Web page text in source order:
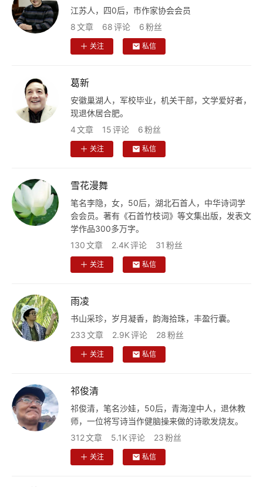
文
化
感
旅
儿
娱
注册
江苏人，四0后，市作家协会会员
8文章 68评论 6粉丝
关注 私信
葛新
安徽巢湖人，军校毕业，机关干部，文学爱好者，
现退休居合肥。
4文章 15评论 6粉丝
关注 私信
雪花漫舞
笔名李隐，女，50后，湖北石首人，中华诗词学
会会员。著有《石首竹枝词》等文集出版，发表文
学作品300多万字。
130文章 2.4K评论 31 粉丝
关注 私信
雨凌
书山采珍，岁月凝香，韵海拾珠，丰盈行囊。
233文章 2.9K评论 28粉丝
关注 私信
祁俊清
祁俊清，笔名沙娃，50后，青海湟中人，退休教
师，一位将写诗当作健脑操来做的诗歌发烧友。
312文章 5.1K评论 23粉丝
关注 私信